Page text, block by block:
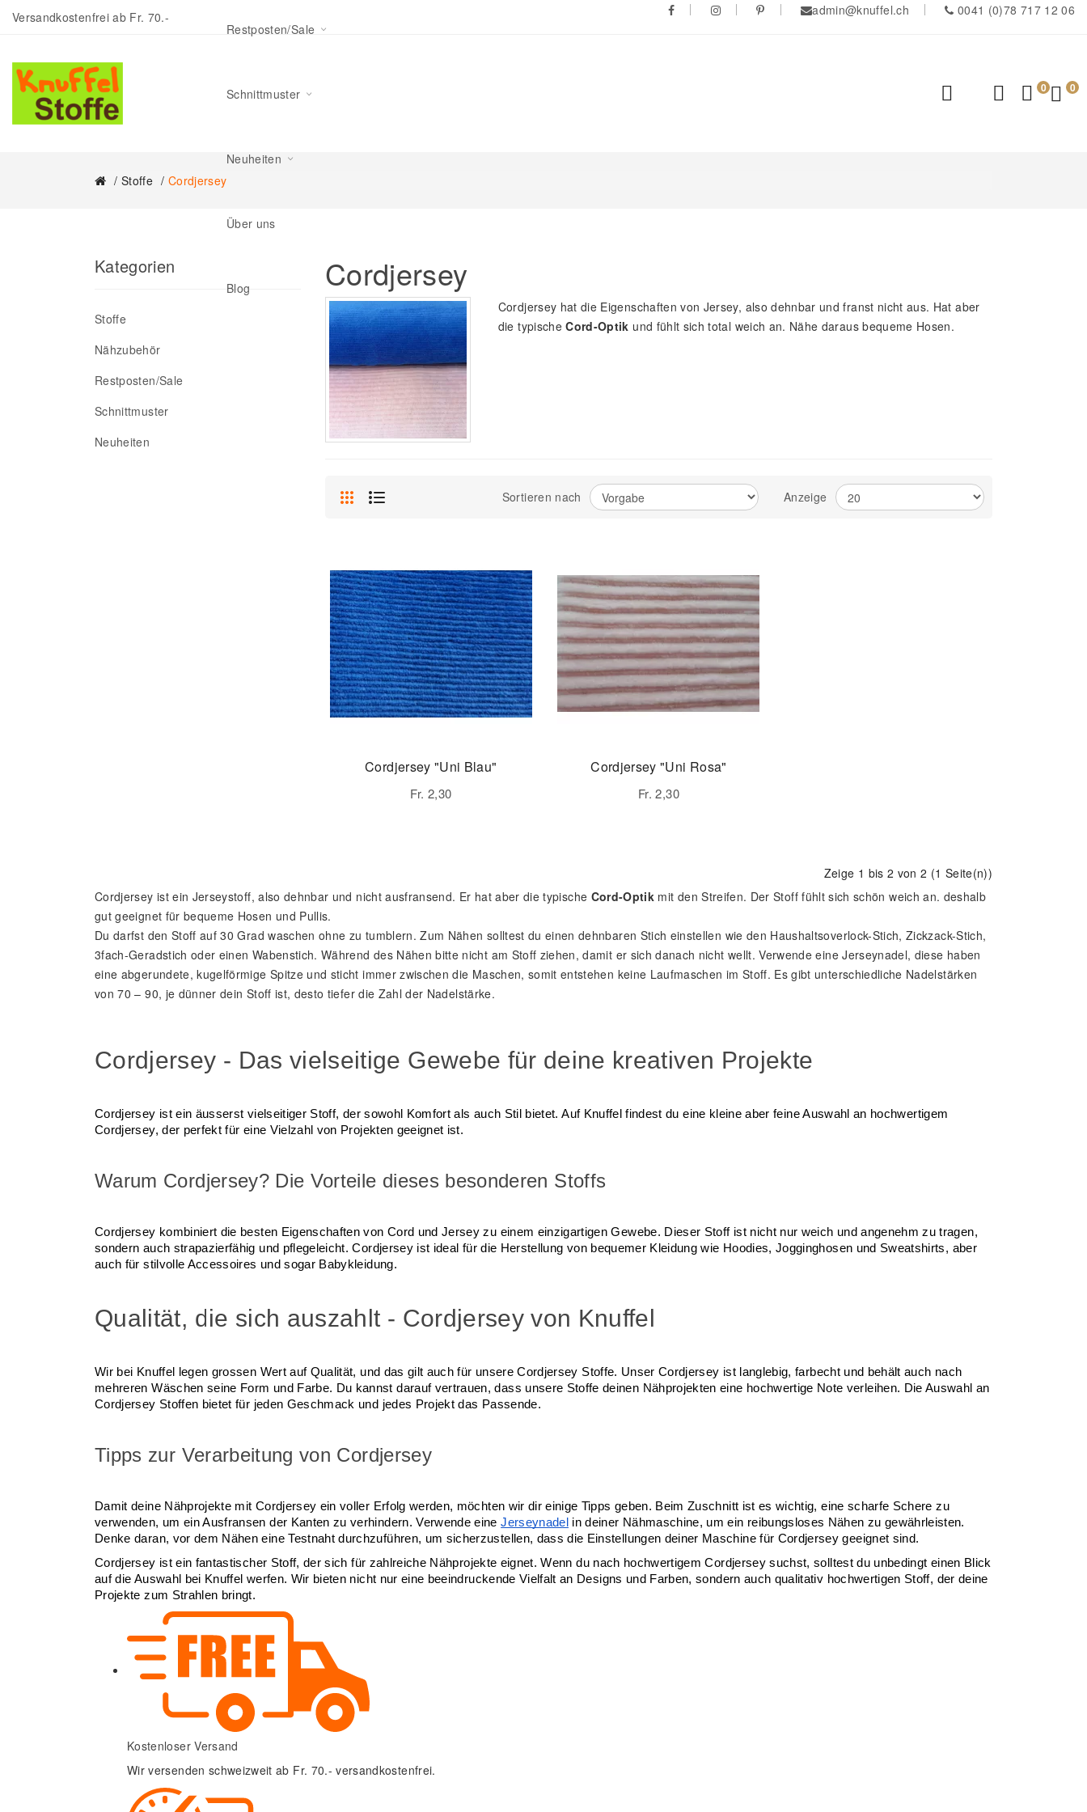
Versandkostenfrei ab Fr. 70.- admin@knuffel.ch
0041 (0)78 717 12 06
Restposten/Sale
Schnittmuster
Neuheiten
Über uns
Blog
0 0
Stoffe Cordjersey
Kategorien
Stoffe
Nähzubehör
Restposten/Sale
Schnittmuster
Neuheiten
Cordjersey
Cordjersey hat die Eigenschaften von Jersey, also dehnbar und franst nicht aus. Hat aber
die typischeCord-Optik und fühlt sich total weich an. Nähe daraus bequeme Hosen.
Sortieren nach Anzeige
Cordjersey "Uni Blau"
Fr. 2,30
Cordjersey "Uni Rosa"
Fr. 2,30
Zeige 1 bis 2 von 2 (1 Seite(n))
Cordjersey ist ein Jerseystoff, also dehnbar und nicht ausfransend. Er hat aber die typische Cord-Optik mit den Streifen. Der Stoff fühlt sich schön weich an. deshalb
gut geeignet für bequeme Hosen und Pullis.
Du darfst den Stoff auf 30 Grad waschen ohne zu tumblern. Zum Nähen solltest du einen dehnbaren Stich einstellen wie den Haushaltsoverlock-Stich, Zickzack-Stich,
3fach-Geradstich oder einen Wabenstich. Während des Nähen bitte nicht am Stoff ziehen, damit er sich danach nicht wellt. Verwende eine Jerseynadel, diese haben
eine abgerundete, kugelförmige Spitze und sticht immer zwischen die Maschen, somit entstehen keine Laufmaschen im Stoff. Es gibt unterschiedliche Nadelstärken
von 70 – 90, je dünner dein Stoff ist, desto tiefer die Zahl der Nadelstärke.
Cordjersey - Das vielseitige Gewebe für deine kreativen Projekte
Cordjersey ist ein äusserst vielseitiger Stoff, der sowohl Komfort als auch Stil bietet. Auf Knuffel findest du eine kleine aber feine Auswahl an hochwertigem
Cordjersey, der perfekt für eine Vielzahl von Projekten geeignet ist.
Warum Cordjersey? Die Vorteile dieses besonderen Stoffs
Cordjersey kombiniert die besten Eigenschaften von Cord und Jersey zu einem einzigartigen Gewebe. Dieser Stoff ist nicht nur weich und angenehm zu tragen,
sondern auch strapazierfähig und pflegeleicht. Cordjersey ist ideal für die Herstellung von bequemer Kleidung wie Hoodies, Jogginghosen und Sweatshirts, aber
auch für stilvolle Accessoires und sogar Babykleidung.
Qualität, die sich auszahlt - Cordjersey von Knuffel
Wir bei Knuffel legen grossen Wert auf Qualität, und das gilt auch für unsere Cordjersey Stoffe. Unser Cordjersey ist langlebig, farbecht und behält auch nach
mehreren Wäschen seine Form und Farbe. Du kannst darauf vertrauen, dass unsere Stoffe deinen Nähprojekten eine hochwertige Note verleihen. Die Auswahl an
Cordjersey Stoffen bietet für jeden Geschmack und jedes Projekt das Passende.
Tipps zur Verarbeitung von Cordjersey
Damit deine Nähprojekte mit Cordjersey ein voller Erfolg werden, möchten wir dir einige Tipps geben. Beim Zuschnitt ist es wichtig, eine scharfe Schere zu
verwenden, um ein Ausfransen der Kanten zu verhindern. Verwende eine Jerseynadel in deiner Nähmaschine, um ein reibungsloses Nähen zu gewährleisten.
Denke daran, vor dem Nähen eine Testnaht durchzuführen, um sicherzustellen, dass die Einstellungen deiner Maschine für Cordjersey geeignet sind.
Cordjersey ist ein fantastischer Stoff, der sich für zahlreiche Nähprojekte eignet. Wenn du nach hochwertigem Cordjersey suchst, solltest du unbedingt einen Blick
auf die Auswahl bei Knuffel werfen. Wir bieten nicht nur eine beeindruckende Vielfalt an Designs und Farben, sondern auch qualitativ hochwertigen Stoff, der deine
Projekte zum Strahlen bringt.
Kostenloser Versand
Wir versenden schweizweit ab Fr. 70.- versandkostenfrei.